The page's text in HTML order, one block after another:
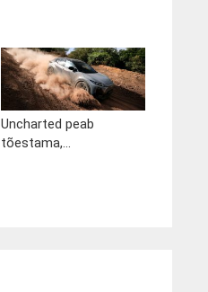
Uncharted peab
tõestama,...